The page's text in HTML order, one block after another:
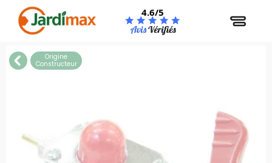
4.6/5
Origine
Constructeur
Panneau de gestion des cookies